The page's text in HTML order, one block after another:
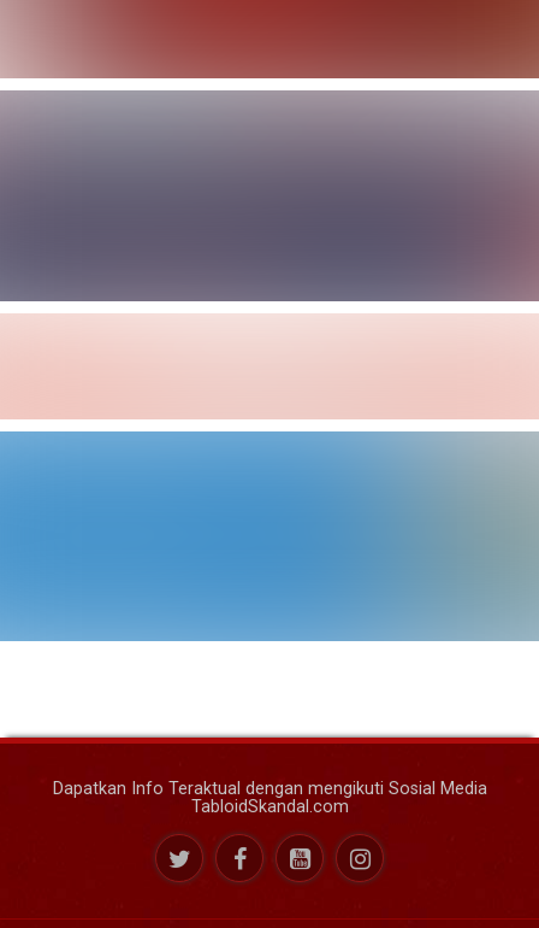
Dapatkan Info Teraktual dengan mengikuti Sosial Media
TabloidSkandal.com